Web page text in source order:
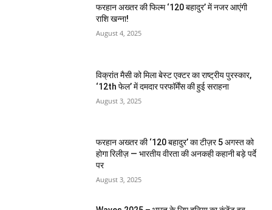
फरहान अख्तर की फिल्म ‘120 बहादुर’ में नजर आएंगी
राशि खन्ना!
August 4, 2025
विक्रांत मैसी को मिला बेस्ट एक्टर का राष्ट्रीय पुरस्कार,
‘12th फेल’ में दमदार परफॉर्मेंस की हुई सराहना
August 3, 2025
फरहान अख्तर की ‘120 बहादुर’ का टीज़र 5 अगस्त को
होगा रिलीज़ — भारतीय वीरता की अनकही कहानी बड़े पर्दे
पर
August 3, 2025